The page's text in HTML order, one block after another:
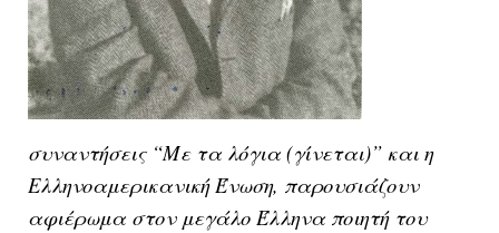
συναντήσεις “Με τα λόγια (γίνεται)” και η
Ελληνοαμερικανική Ένωση, παρουσιάζουν
αφιέρωμα στον μεγάλο Έλληνα ποιητή του